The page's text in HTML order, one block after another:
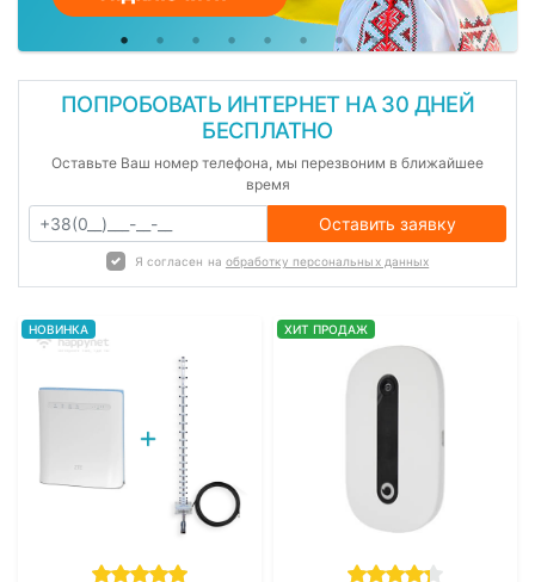
ПОПРОБОВАТЬ ИНТЕРНЕТ НА 30 ДНЕЙ
БЕСПЛАТНО
Оставьте Ваш номер телефона, мы перезвоним в ближайшее
время
Оставить заявку
Я согласен на обработку персональных данных
НОВИНКА ХИТ ПРОДАЖ